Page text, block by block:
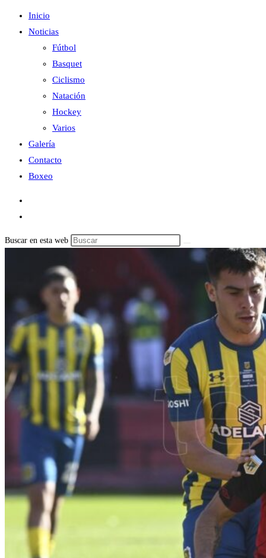
Inicio
Noticias
Fútbol
Basquet
Ciclismo
Natación
Hockey
Varios
Galería
Contacto
Boxeo
Buscar en esta web